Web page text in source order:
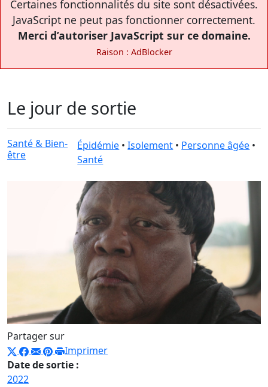
Certaines fonctionnalités du site sont désactivées.
JavaScript ne peut pas fonctionner correctement.
Merci d’autoriser JavaScript sur ce domaine.
Raison : AdBlocker
Le jour de sortie
Santé & Bien-
être
Épidémie •Isolement • Personne âgée •
Santé
Partager sur
Imprimer
Date de sortie :
2022